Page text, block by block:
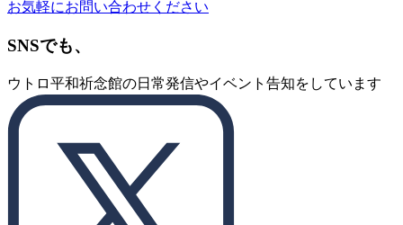
お気軽にお問い合わせください
SNSでも、
ウトロ平和祈念館の日常発信やイベント告知をしています